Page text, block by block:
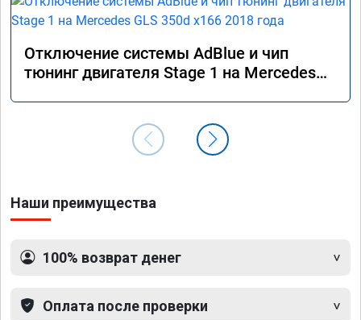
Отключение системы AdBlue и чип
тюнинг двигателя Stage 1 на Mercedes
Наши преимущества
100% возврат денег
Оплата после проверки